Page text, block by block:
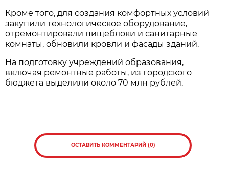
Кроме того, для создания комфортных условий
закупили технологическое оборудование,
отремонтировали пищеблоки и санитарные
комнаты, обновили кровли и фасады зданий.
На подготовку учреждений образования,
включая ремонтные работы, из городского
бюджета выделили около 70 млн рублей.
ОСТАВИТЬ КОММЕНТАРИЙ (0)